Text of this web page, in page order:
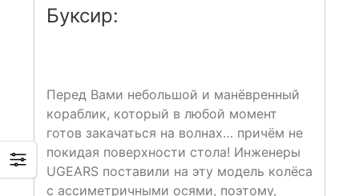
Буксир:
Перед Вами небольшой и манёвренный
кораблик, который в любой момент
готов закачаться на волнах… причём не
покидая поверхности стола! Инженеры
UGEARS поставили на эту модель колёса
с ассиметричными осями, поэтому,